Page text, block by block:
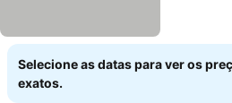
Selecione as datas para ver os
exatos.